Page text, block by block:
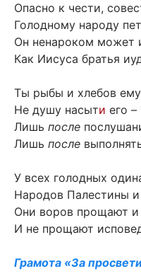
Опасно к чести,
Голодному народу
Он ненароком может
Как Иисуса братья
Ты рыбы и хлебов
Не душу насыти его –
Лишь после
Лишь после
У всех голодных
Народов Палестины
Они воров прощают и
И не прощают
Грамота «За